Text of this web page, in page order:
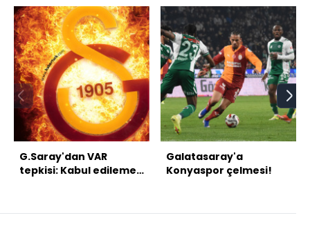
G.Saray'dan VAR
tepkisi: Kabul edilemez
Galatasaray'a
Konyaspor çelmesi!